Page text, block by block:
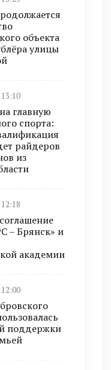
объекта
улицы
13:10
главную
спорта:
райдеров
из
– Брянск» и
академии
12:00
поддержки